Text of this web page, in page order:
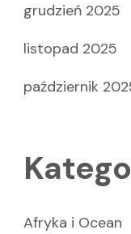
grudzień 2025
listopad 2025
październik
Afryka i Ocean